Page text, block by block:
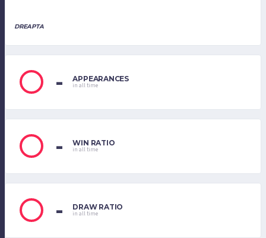
DREAPTA
- APPEARANCES
in all time
- WIN RATIO
in all time
- DRAW RATIO
in all time